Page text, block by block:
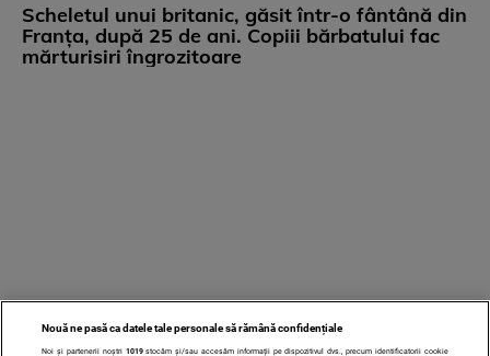
Scheletul unui britanic, găsit într-o fântână din
Franța, după 25 de ani. Copiii bărbatului fac
mărturisiri îngrozitoare
Nouă ne pasă ca datele tale personale să rămână confidențiale
Noi și partenerii noștri 1019stocăm și/sau accesăm informații pe dispozitivul dvs., precum identificatorii cookie